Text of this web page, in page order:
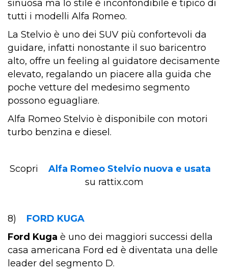
sinuosa ma lo stile è inconfondibile e tipico di
tutti i modelli Alfa Romeo.
La Stelvio è uno dei SUV più confortevoli da
guidare, infatti nonostante il suo baricentro
alto, offre un feeling al guidatore decisamente
elevato, regalando un piacere alla guida che
poche vetture del medesimo segmento
possono eguagliare.
Alfa Romeo Stelvio è disponibile con motori
turbo benzina e diesel.
Scopri
Alfa Romeo Stelvio nuova e usata
su rattix.com
8)
FORD KUGA
Ford Kuga è uno dei maggiori successi della
casa americana Ford ed è diventata una delle
leader del segmento D.